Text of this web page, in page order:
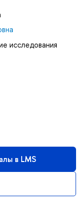
исследования
в LMS